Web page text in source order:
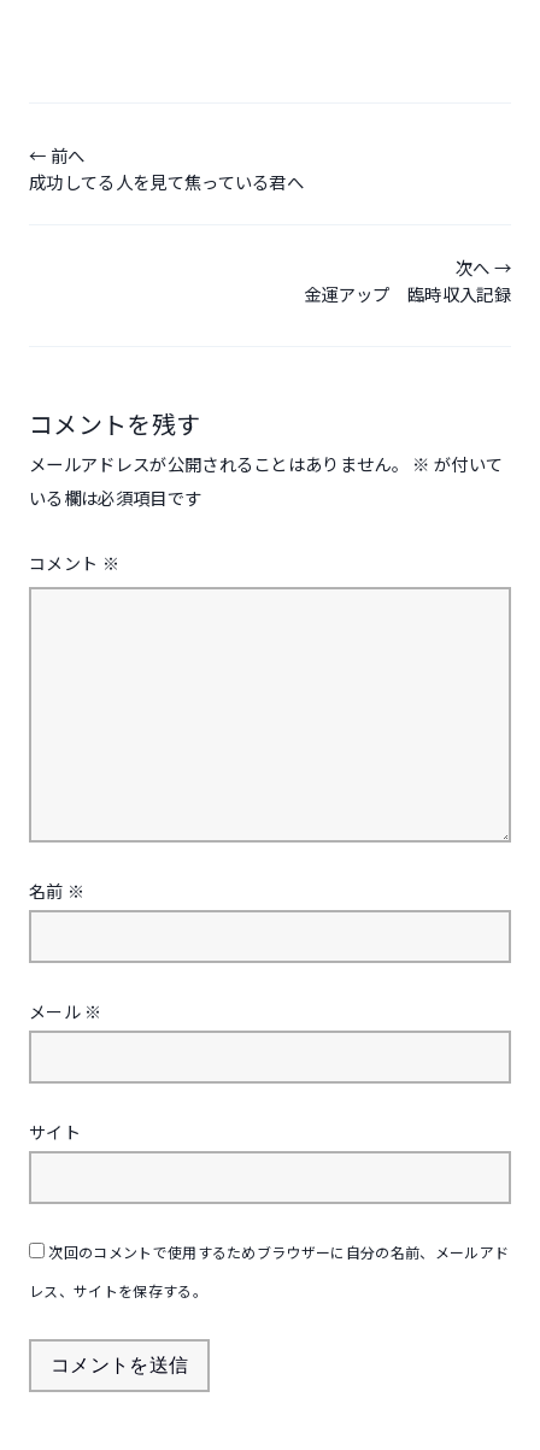
稿
ナ
ン
前へ
成功してる人を見て焦っている君へ
次へ
金運アップ 臨時収入記録
コメントを残す
メールアドレスが公開されることはありません。 ※ が付いて
いる欄は必須項目です
コメント ※
名前 ※
メール ※
サイト
次回のコメントで使用するためブラウザーに自分の名前、メールアド
レス、サイトを保存する。